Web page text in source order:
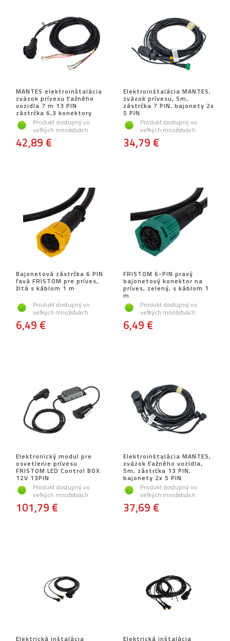
MANTES elektroinštalácia
zväzok prívesu ťažného
vozidla 7 m 13 PIN
zástrčka 6,3 konektory
Produkt dostupný vo
veľkých množstvách
42,89 €
Elektroinštalácia MANTES,
zväzok prívesu, 5m,
zástrčka 7 PIN, bajonety 2x
5 PIN
Produkt dostupný vo
veľkých množstvách
34,79 €
Bajonetová zástrčka 6 PIN
ľavá FRISTOM pre príves,
žltá s káblom 1 m
Produkt dostupný vo
veľkých množstvách
6,49 €
FRISTOM 6-PIN pravý
bajonetový konektor na
príves, zelený, s káblom 1
m
Produkt dostupný vo
veľkých množstvách
6,49 €
Elektronický modul pre
osvetlenie prívesu
FRISTOM LED Control BOX
12V 13PIN
Produkt dostupný vo
veľkých množstvách
101,79 €
Elektroinštalácia MANTES,
zväzok ťažného vozidla,
5m, zástrčka 13 PIN,
bajonety 2x 5 PIN
Produkt dostupný vo
veľkých množstvách
37,69 €
Elektrická inštalácia Elektrická inštalácia